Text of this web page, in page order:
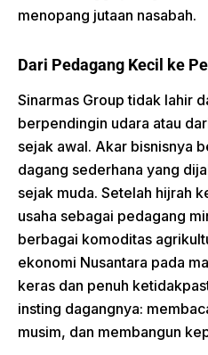
menopang jutaan nasabah.
Dari Pedagang Kecil ke
Sinarmas Group tidak lahir
berpendingin udara atau
sejak awal. Akar bisnisnya
dagang sederhana yang
sejak muda. Setelah hijrah
usaha sebagai pedagang
berbagai komoditas
ekonomi Nusantara pada
keras dan penuh
insting dagangnya:
musim, dan membangun